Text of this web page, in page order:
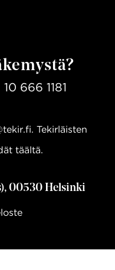
666 1181
. Tekirläisten
täältä.
00530 Helsinki